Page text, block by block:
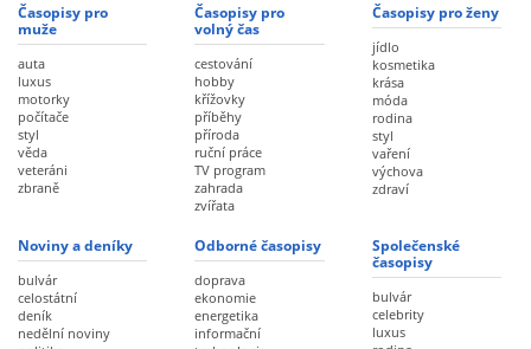
Časopisy pro
muže
auta
luxus
motorky
počítače
styl
věda
veteráni
zbraně
Časopisy pro
volný čas
cestování
hobby
křížovky
příběhy
příroda
ruční práce
TV program
zahrada
zvířata
Časopisy pro ženy
jídlo
kosmetika
krása
móda
rodina
styl
vaření
výchova
zdraví
Noviny a deníky
bulvár
celostátní
deník
nedělní noviny
Odborné časopisy
doprava
ekonomie
energetika
informační
Společenské
časopisy
bulvár
celebrity
luxus